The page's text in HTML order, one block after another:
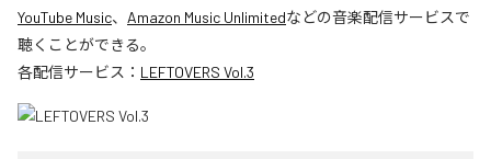
YouTube Music、 Amazon Music Unlimitedなどの音楽配信サービスで
聴くことができる。
各配信サービス： LEFTOVERS Vol.3